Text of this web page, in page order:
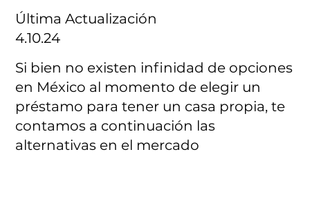
Última Actualización
4.10.24
Si bien no existen infinidad de opciones
en México al momento de elegir un
préstamo para tener un casa propia, te
contamos a continuación las
alternativas en el mercado